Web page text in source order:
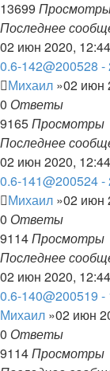
13699
Последнее
02 июн 2020, 12:44
0.6-142@200528 -
Михаил »02 июн
0 Ответы
9165Просмотры
Последнее
02 июн 2020, 12:44
0.6-141@200524 -
Михаил »02 июн
0 Ответы
9114Просмотры
Последнее
02 июн 2020, 12:44
0.6-140@200519 -
Михаил »02 июн
0 Ответы
9114Просмотры